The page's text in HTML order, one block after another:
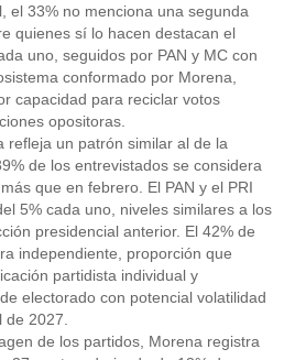
el 33% no menciona una segunda
quienes sí lo hacen destacan el
uno, seguidos por PAN y MC con
conformado por Morena,
capacidad para reciclar votos
opositoras.
refleja un patrón similar al de la
de los entrevistados se considera
que en febrero. El PAN y el PRI
5% cada uno, niveles similares a los
presidencial anterior. El 42% de
independiente, proporción que
partidista individual y
electorado con potencial volatilidad
2027.
de los partidos, Morena registra